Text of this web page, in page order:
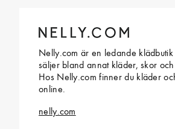
Nelly.com är en ledande klädbutik
säljer bland annat kläder, skor
Hos Nelly.com finner du kläder
online.
nelly.com